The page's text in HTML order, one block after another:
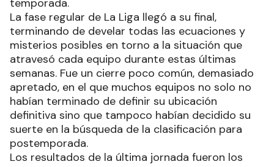
La fase regular de La Liga llegó a su final,
terminando de develar todas las ecuaciones y
misterios posibles en torno a la situación que
atravesó cada equipo durante estas últimas
semanas. Fue un cierre poco común, demasiado
apretado, en el que muchos equipos no solo no
habían terminado de definir su ubicación
definitiva sino que tampoco habían decidido su
suerte en la búsqueda de la clasificación para
postemporada.
Los resultados de la última jornada fueron los